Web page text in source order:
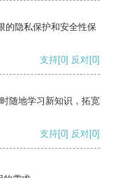
的隐私保护和安全性保
支持[0] 反对[0]
随地学习新知识，拓宽
支持[0] 反对[0]